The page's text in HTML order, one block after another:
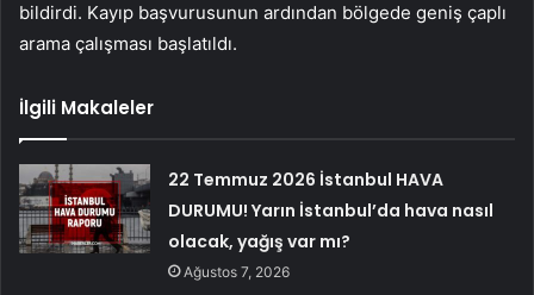
bildirdi. Kayıp başvurusunun ardından bölgede geniş çaplı
arama çalışması başlatıldı.
İlgili Makaleler
22 Temmuz 2026 İstanbul HAVA
DURUMU! Yarın İstanbul’da hava nasıl
olacak, yağış var mı?
Ağustos 7, 2026